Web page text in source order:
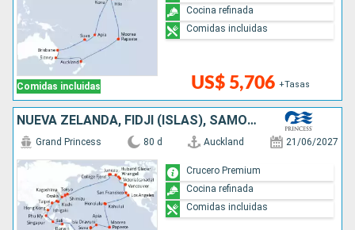
Comidas incluidas US$ 5,706 +Tasas
Cocina refinada
Comidas incluidas
NUEVA ZELANDA, FIDJI (ISLAS), SAMOA, FRANCIA, ESTADOS UNIDOS, CANADÁ, JAPÓN, TAIWÁN, CHINA, VIETNAM, SINGAPUR, INDONESIA, AUSTRALIA
Grand Princess 80 d Auckland 21/06/2027
Crucero Premium
Cocina refinada
Comidas incluidas